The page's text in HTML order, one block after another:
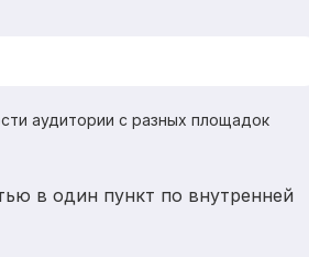
аудитории с разных площадок
в один пункт по внутренней